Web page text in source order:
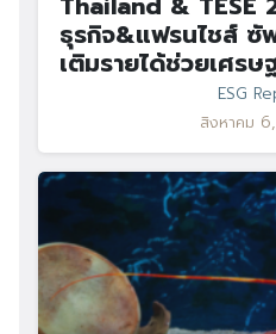
ธุรกิจ&แฟรนไชส์ ซั
เติมรายได้ช่วยเศรษ
ESG
สิงหาคม